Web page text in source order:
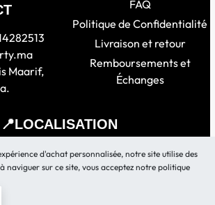
Maarif,
FAQ
Politique de Confidentialité
Livraison et retour
Remboursements et
Échanges
📍LOCALISATION
d'achat personnalisée, notre site utilise des
naviguer sur ce site, vous acceptez notre politique